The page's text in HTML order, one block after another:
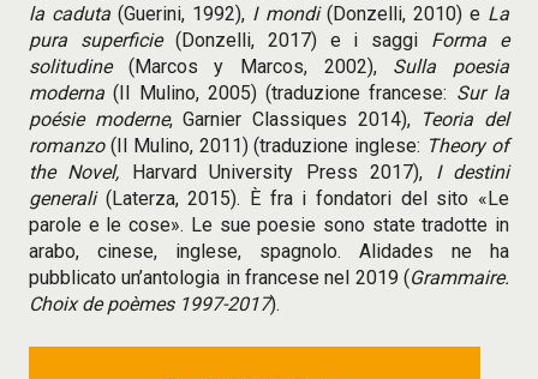
la caduta (Guerini, 1992), I mondi(Donzelli, 2010) e La
pura superficie (Donzelli, 2017) e i saggi Forma e
solitudine(Marcos y Marcos, 2002), Sulla poesia
moderna (Il Mulino, 2005) (traduzione francese: Sur la
poésie moderne, Garnier Classiques 2014), Teoria del
romanzo(Il Mulino, 2011) (traduzione inglese: Theory of
the Novel, Harvard University Press 2017), I destini
generali(Laterza, 2015). È fra i fondatori del sito «Le
parole e le cose». Le sue poesie sono state tradotte in
arabo, cinese, inglese, spagnolo. Alidades ne ha
pubblicato un’antologia in francese nel 2019 (Grammaire.
Choix de poèmes 1997-2017).